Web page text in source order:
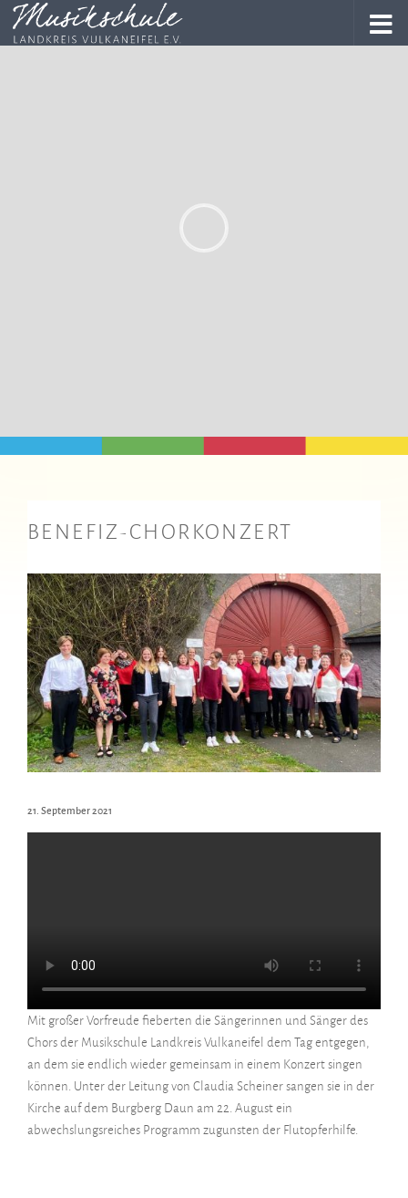
BENEFIZ-CHORKONZERT
21. September 2021
Mit großer Vorfreude fieberten die Sängerinnen und Sänger des
Chors der Musikschule Landkreis Vulkaneifel dem Tag entgegen,
an dem sie endlich wieder gemeinsam in einem Konzert singen
können. Unter der Leitung von Claudia Scheiner sangen sie in der
Kirche auf dem Burgberg Daun am 22. August ein
abwechslungsreiches Programm zugunsten der Flutopferhilfe.